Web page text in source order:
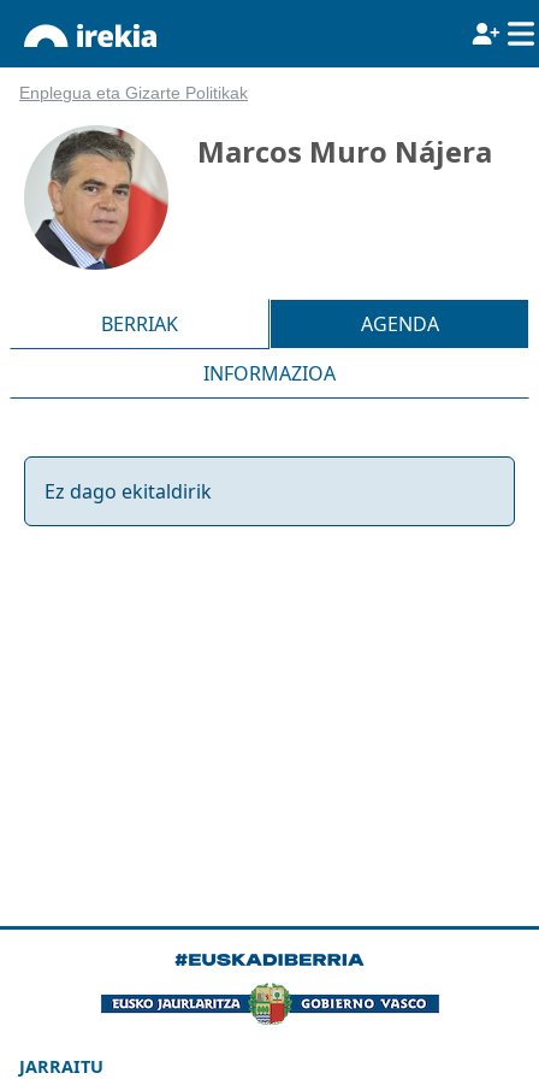
Enplegua eta Gizarte Politikak
Marcos Muro Nájera
BERRIAK
AGENDA
INFORMAZIOA
Ez dago ekitaldirik
JARRAITU